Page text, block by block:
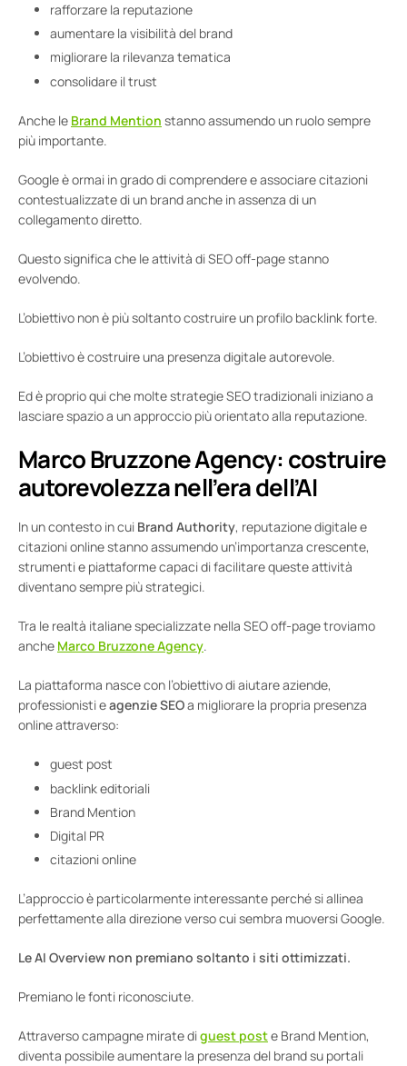
rafforzare la reputazione
aumentare la visibilità del brand
migliorare la rilevanza tematica
consolidare il trust
Anche le Brand Mention stanno assumendo un ruolo sempre
più importante.
Google è ormai in grado di comprendere e associare citazioni
contestualizzate di un brand anche in assenza di un
collegamento diretto.
Questo significa che le attività di SEO off-page stanno
evolvendo.
L’obiettivo non è più soltanto costruire un profilo backlink forte.
L’obiettivo è costruire una presenza digitale autorevole.
Ed è proprio qui che molte strategie SEO tradizionali iniziano a
lasciare spazio a un approccio più orientato alla reputazione.
Marco Bruzzone Agency: costruire
autorevolezza nell’era dell’AI
In un contesto in cui Brand Authority, reputazione digitale e
citazioni online stanno assumendo un’importanza crescente,
strumenti e piattaforme capaci di facilitare queste attività
diventano sempre più strategici.
Tra le realtà italiane specializzate nella SEO off-page troviamo
anche Marco Bruzzone Agency.
La piattaforma nasce con l’obiettivo di aiutare aziende,
professionisti eagenzie SEOa migliorare la propria presenza
online attraverso:
guest post
backlink editoriali
Brand Mention
Digital PR
citazioni online
L’approccio è particolarmente interessante perché si allinea
perfettamente alla direzione verso cui sembra muoversi Google.
Le AI Overview non premiano soltanto i siti ottimizzati.
Premiano le fonti riconosciute.
Attraverso campagne mirate diguest poste Brand Mention,
diventa possibile aumentare la presenza del brand su portali